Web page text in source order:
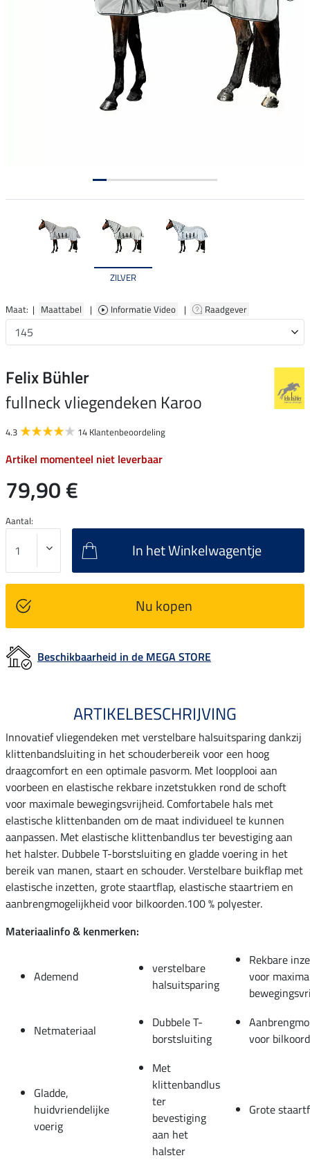
ZILVER
Maat: | Maattabel | Informatie Video | Raadgever
Felix Bühler
fullneck vliegendeken Karoo
4.3 14 Klantenbeoordeling
Artikel momenteel niet leverbaar
79,90 €
Aantal:
In het Winkelwagentje
Nu kopen
Beschikbaarheid in de MEGA STORE
ARTIKELBESCHRIJVING
Innovatief vliegendeken met verstelbare halsuitsparing dankzij
klittenbandsluiting in het schouderbereik voor een hoog
draagcomfort en een optimale pasvorm. Met loopplooi aan
voorbeen en elastische rekbare inzetstukken rond de schoft
voor maximale bewegingsvrijheid. Comfortabele hals met
elastische klittenbanden om de maat individueel te kunnen
aanpassen. Met elastische klittenbandlus ter bevestiging aan
het halster. Dubbele T-borstsluiting en gladde voering in het
bereik van manen, staart en schouder. Verstelbare buikflap met
elastische inzetten, grote staartflap, elastische staartriem en
aanbrengmogelijkheid voor bilkoorden.100 % polyester.
Materiaalinfo & kenmerken:
Ademend
verstelbare
halsuitsparing
Rekbare
voor
Netmateriaal
Dubbele T-
borstsluiting
voor
Gladde,
huidvriendelijke
voerig
Met
klittenbandlus
ter
bevestiging
aan het
halster
Grote